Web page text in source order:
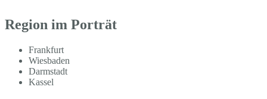
Region im Porträt
Frankfurt
Wiesbaden
Darmstadt
Kassel